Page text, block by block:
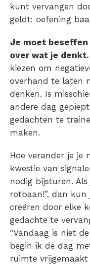
kunt vervangen
geldt: oefening
Je moet
over wat je denkt.
kiezen om
overhand te laten
denken. Is
andere dag
gedachten te
maken.
Hoe verander je je
kwestie van
nodig bijsturen.
rotbaan!”, dan
creëren door elke
gedachte te
“Vandaag is niet
begin ik de dag
ruimte vrijgemaakt